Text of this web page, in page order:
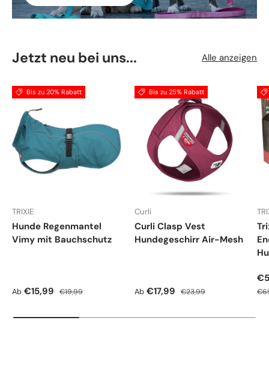
Jetzt neu bei uns... Alle anzeigen
Bis zu 20% Rabatt
TRIXIE
Hunde Regenmantel
Vimy mit Bauchschutz
Verkaufspreis
Ab €15,99 Normaler Preis
€19,99
Bis zu 25% Rabatt
Curli
Curli Clasp Vest
Hundegeschirr Air-Mesh
Verkaufspreis
Ab €17,99 Normaler Preis
€23,99